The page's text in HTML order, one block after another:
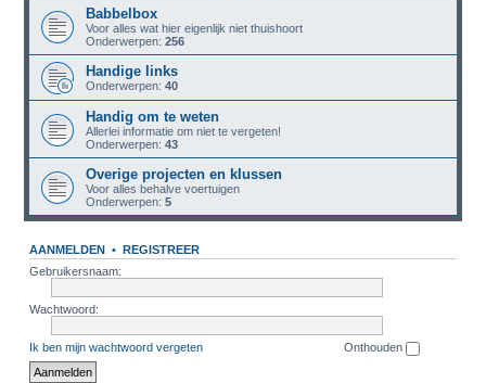
Babbelbox
Voor alles wat hier eigenlijk niet thuishoort
Onderwerpen: 256
Handige links
Onderwerpen: 40
Handig om te weten
Allerlei informatie om niet te vergeten!
Onderwerpen: 43
Overige projecten en klussen
Voor alles behalve voertuigen
Onderwerpen: 5
AANMELDEN• REGISTREER
Gebruikersnaam:
Wachtwoord:
Ik ben mijn wachtwoord vergeten Onthouden